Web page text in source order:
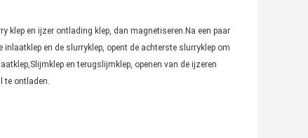
klep en ijzer ontlading klep, dan magnetiseren.Na een paar
en de slurryklep, opent de achterste slurryklep om
en terugslijmklep, openen van de ijzeren
ontladen.